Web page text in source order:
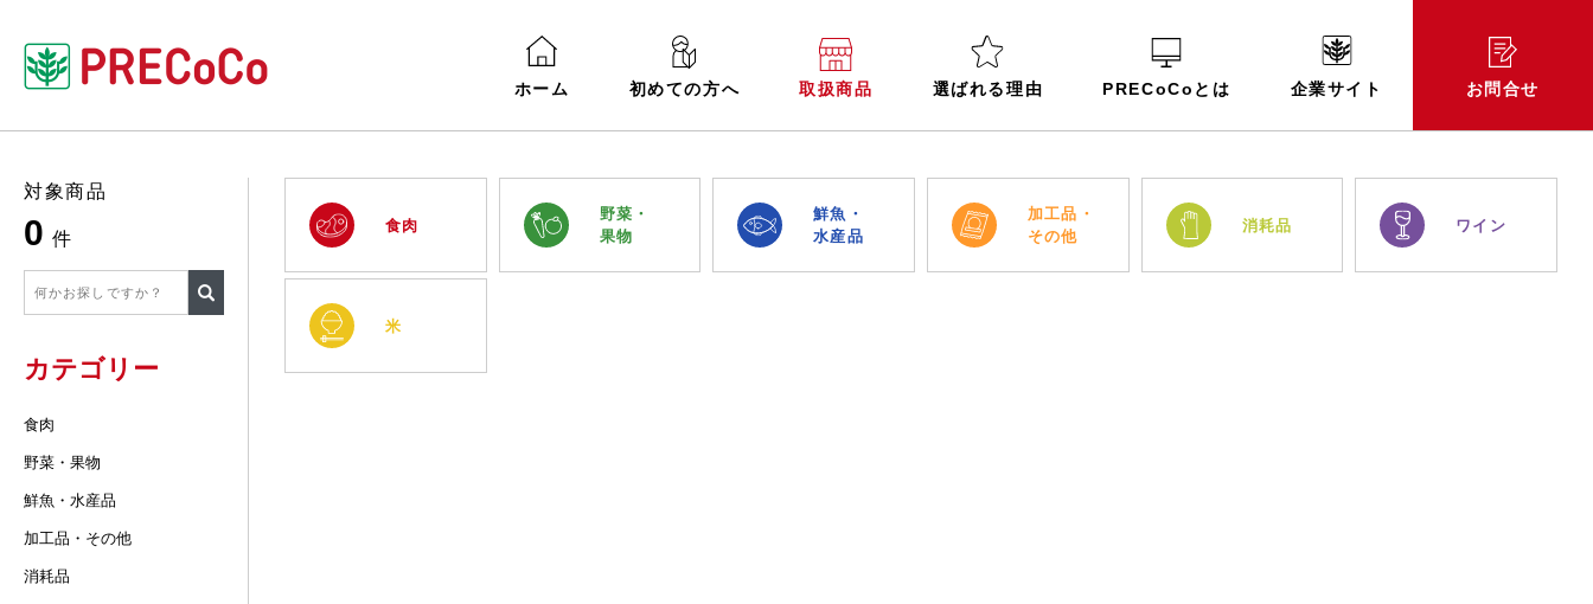
ホーム 初めての方へ 取扱商品 選ばれる理由 PRECoCoとは 企業サイト お問合せ
対象商品
0 件
カテゴリー
食肉
野菜・果物
鮮魚・水産品
加工品・その他
消耗品
食肉
野菜・
果物
鮮魚・
水産品
加工品・
その他
消耗品 ワイン
米